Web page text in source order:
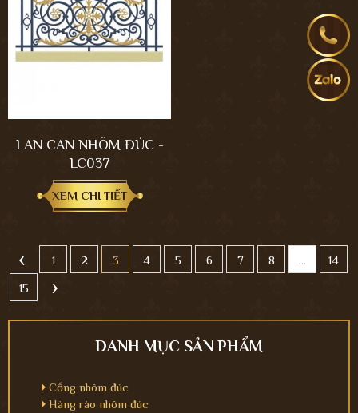
LAN CAN NHÔM ĐÚC -
LC037
XEM CHI TIẾT
‹ 1 2 3 4 5 6 7 8 ... 14
15 ›
DANH MỤC SẢN PHẨM
Cổng nhôm đúc
Hàng rào nhôm đúc